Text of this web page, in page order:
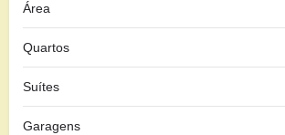
Área
Quartos
Suítes
Garagens